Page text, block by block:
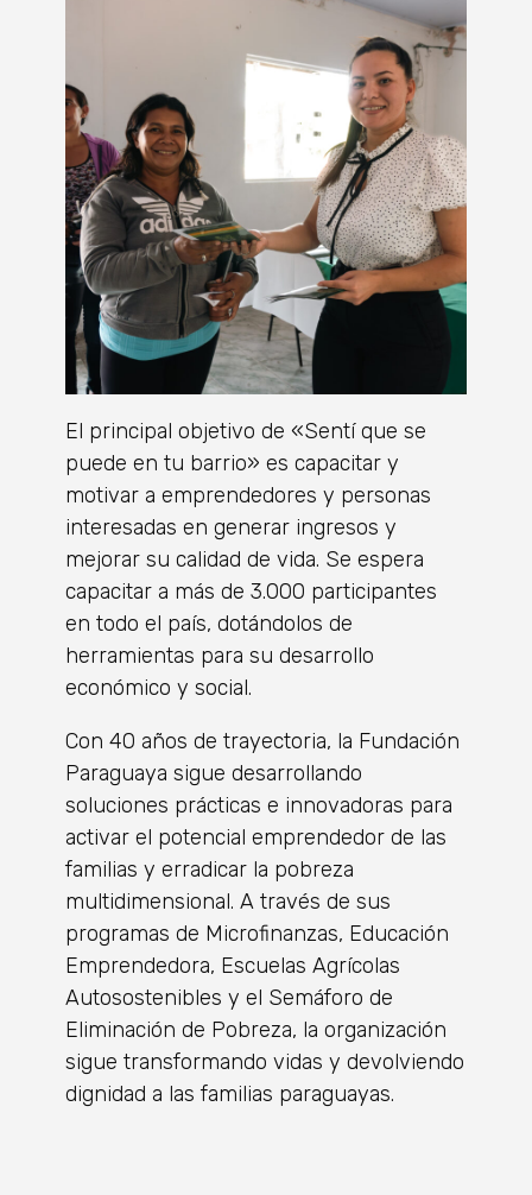
El principal objetivo de «Sentí que se
puede en tu barrio» es capacitar y
motivar a emprendedores y personas
interesadas en generar ingresos y
mejorar su calidad de vida. Se espera
capacitar a más de 3.000 participantes
en todo el país, dotándolos de
herramientas para su desarrollo
económico y social.
Con 40 años de trayectoria, la Fundación
Paraguaya sigue desarrollando
soluciones prácticas e innovadoras para
activar el potencial emprendedor de las
familias y erradicar la pobreza
multidimensional. A través de sus
programas de Microfinanzas, Educación
Emprendedora, Escuelas Agrícolas
Autosostenibles y el Semáforo de
Eliminación de Pobreza, la organización
sigue transformando vidas y devolviendo
dignidad a las familias paraguayas.